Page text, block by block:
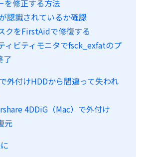
を修正する方法
認識されているか確認
クをFirstAidで修復する
ィビティモニタでfsck_exfatのプ
了
外付けHDDから間違って失われ
4DDiG（Mac）で外付け
元